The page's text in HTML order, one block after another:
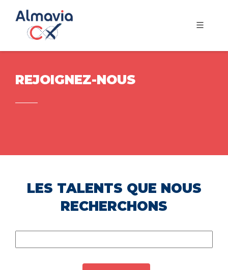
REJOIGNEZ-NOUS
LES TALENTS QUE NOUS
RECHERCHONS